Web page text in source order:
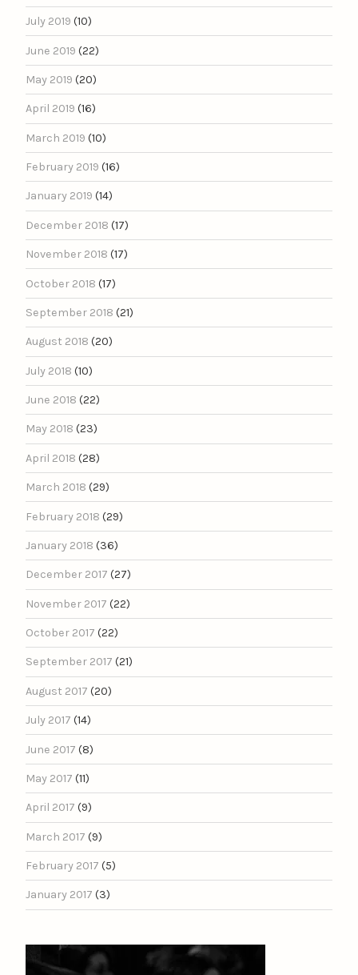
July 2019 (10)
June 2019 (22)
May 2019 (20)
April 2019 (16)
March 2019 (10)
February 2019 (16)
January 2019 (14)
December 2018 (17)
November 2018 (17)
October 2018 (17)
September 2018 (21)
August 2018 (20)
July 2018 (10)
June 2018 (22)
May 2018 (23)
April 2018 (28)
March 2018 (29)
February 2018 (29)
January 2018 (36)
December 2017 (27)
November 2017 (22)
October 2017 (22)
September 2017 (21)
August 2017 (20)
July 2017 (14)
June 2017 (8)
May 2017 (11)
April 2017 (9)
March 2017 (9)
February 2017 (5)
January 2017 (3)